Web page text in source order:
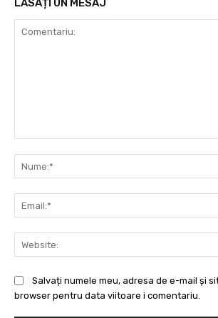
LĂSAȚI UN MESAJ
Salvați numele meu, adresa de e-mail și
browser pentru data viitoare i comentariu.